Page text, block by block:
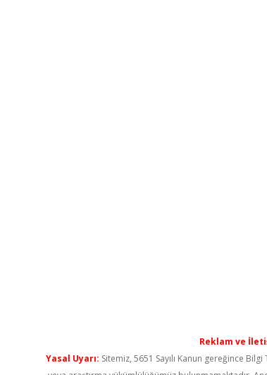
Reklam ve
Yasal Uyarı: Sitemiz, 5651 Sayılı Kanun gereğince